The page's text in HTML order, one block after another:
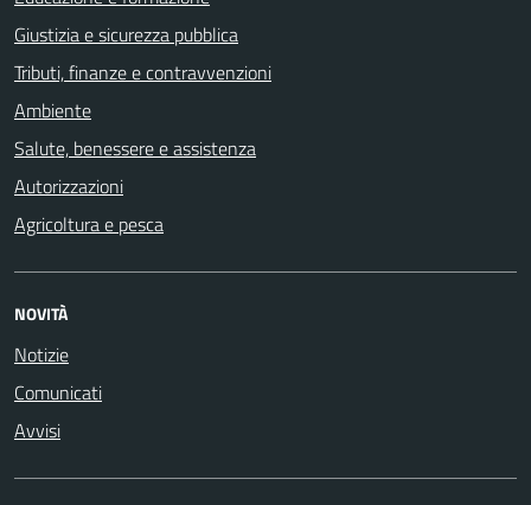
Giustizia e sicurezza pubblica
Tributi, finanze e contravvenzioni
Ambiente
Salute, benessere e assistenza
Autorizzazioni
Agricoltura e pesca
NOVITÀ
Notizie
Comunicati
Avvisi